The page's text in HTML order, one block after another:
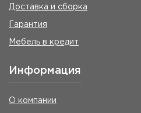
Доставка и сборка
Гарантия
Мебель в кредит
Информация
О компании